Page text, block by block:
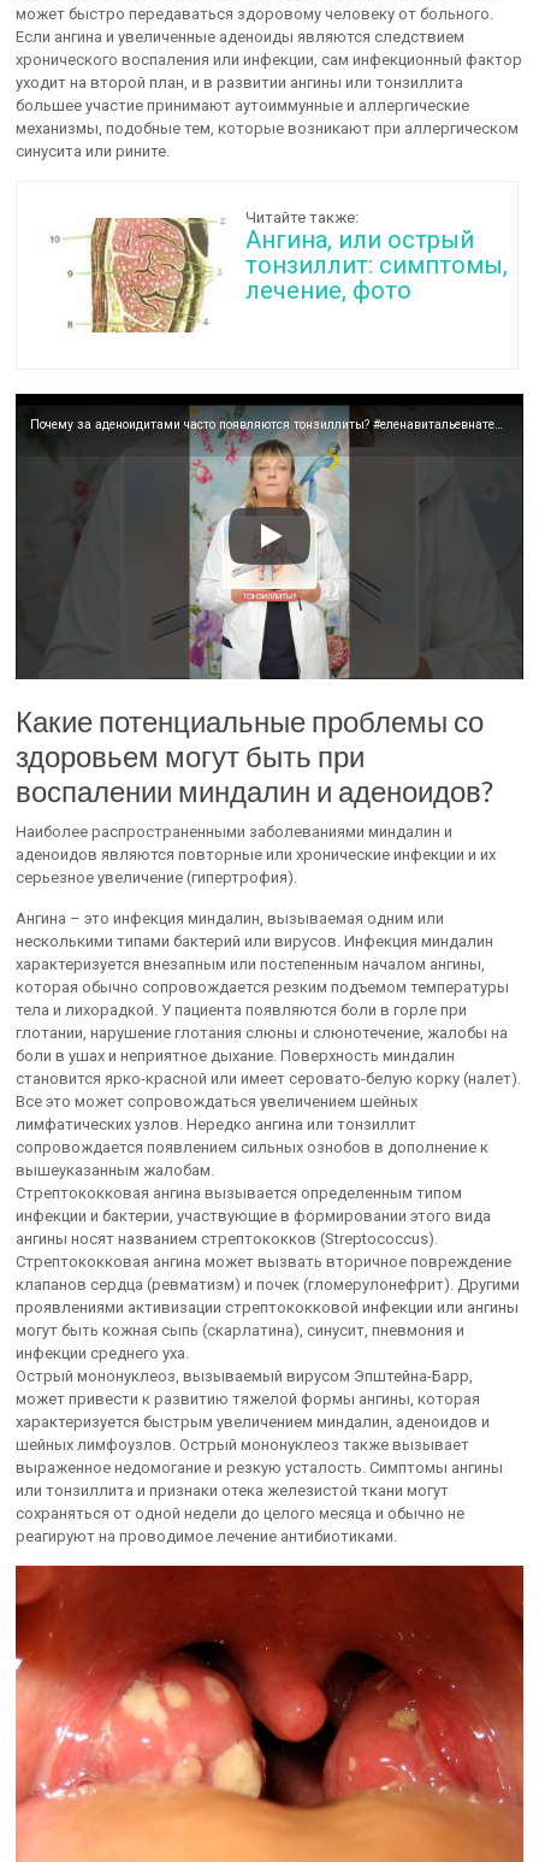
может быстро передаваться здоровому человеку от больного.
Если ангина и увеличенные аденоиды являются следствием
хронического воспаления или инфекции, сам инфекционный фактор
уходит на второй план, и в развитии ангины или тонзиллита
большее участие принимают аутоиммунные и аллергические
механизмы, подобные тем, которые возникают при аллергическом
синусита или рините.
Читайте также:
Ангина, или острый
тонзиллит: симптомы,
лечение, фото
Почему за аденоидитами часто появляются тонзиллиты? #еленавитальевнатерентьева #аденоиды #тонзиллит
Какие потенциальные проблемы со
здоровьем могут быть при
воспалении миндалин и аденоидов?
Наиболее распространенными заболеваниями миндалин и
аденоидов являются повторные или хронические инфекции и их
серьезное увеличение (гипертрофия).
Ангина – это инфекция миндалин, вызываемая одним или
несколькими типами бактерий или вирусов. Инфекция миндалин
характеризуется внезапным или постепенным началом ангины,
которая обычно сопровождается резким подъемом температуры
тела и лихорадкой. У пациента появляются боли в горле при
глотании, нарушение глотания слюны и слюнотечение, жалобы на
боли в ушах и неприятное дыхание. Поверхность миндалин
становится ярко-красной или имеет серовато-белую корку (налет).
Все это может сопровождаться увеличением шейных
лимфатических узлов. Нередко ангина или тонзиллит
сопровождается появлением сильных ознобов в дополнение к
вышеуказанным жалобам.
Стрептококковая ангина вызывается определенным типом
инфекции и бактерии, участвующие в формировании этого вида
ангины носят названием стрептококков (Streptococcus).
Стрептококковая ангина может вызвать вторичное повреждение
клапанов сердца (ревматизм) и почек (гломерулонефрит). Другими
проявлениями активизации стрептококковой инфекции или ангины
могут быть кожная сыпь (скарлатина), синусит, пневмония и
инфекции среднего уха.
Острый мононуклеоз, вызываемый вирусом Эпштейна-Барр,
может привести к развитию тяжелой формы ангины, которая
характеризуется быстрым увеличением миндалин, аденоидов и
шейных лимфоузлов. Острый мононуклеоз также вызывает
выраженное недомогание и резкую усталость. Симптомы ангины
или тонзиллита и признаки отека железистой ткани могут
сохраняться от одной недели до целого месяца и обычно не
реагируют на проводимое лечение антибиотиками.